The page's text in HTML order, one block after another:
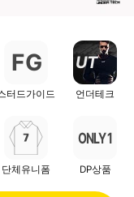
FG
터드가이드
UT
언더테크
단체유니폼
ONLY 1
DP상품